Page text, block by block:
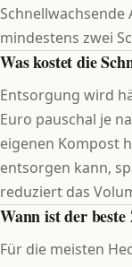
mindestens zwei
Was kostet die
Entsorgung wird
Euro pauschal je
eigenen Kompost
entsorgen kann,
reduziert das
Wann ist der
Für die meisten